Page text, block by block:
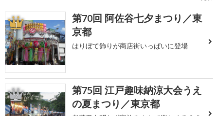
1
第70回 阿佐谷七夕まつり／東
京都
はりぼて飾りが商店街いっぱいに登場
2
第75回 江戸趣味納涼大会うえ
の夏まつり／東京都